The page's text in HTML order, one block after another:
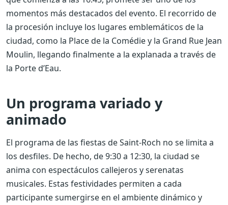
momentos más destacados del evento. El recorrido de
la procesión incluye los lugares emblemáticos de la
ciudad, como la Place de la Comédie y la Grand Rue Jean
Moulin, llegando finalmente a la explanada a través de
la Porte d’Eau.
Un programa variado y
animado
El programa de las fiestas de Saint-Roch no se limita a
los desfiles. De hecho, de 9:30 a 12:30, la ciudad se
anima con espectáculos callejeros y serenatas
musicales. Estas festividades permiten a cada
participante sumergirse en el ambiente dinámico y